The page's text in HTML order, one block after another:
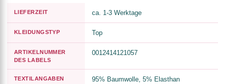
LIEFERZEIT ca. 1-3 Werktage
KLEIDUNGSTYP Top
ARTIKELNUMMER
DES LABELS
0012414121057
TEXTILANGABEN 95% Baumwolle, 5% Elasthan